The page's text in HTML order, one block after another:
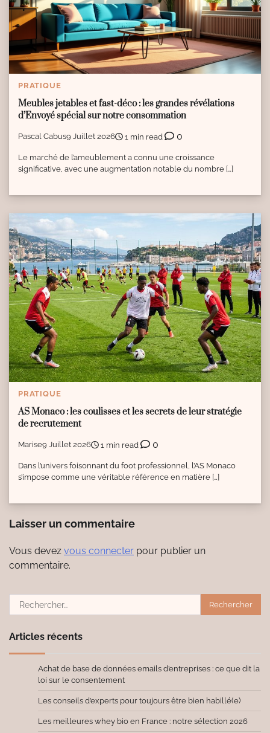
PRATIQUE
Meubles jetables et fast-déco : les grandes révélations
d’Envoyé spécial sur notre consommation
Pascal Cabus9 Juillet 2026 1 min read 0
Le marché de l’ameublement a connu une croissance
significative, avec une augmentation notable du nombre […]
PRATIQUE
AS Monaco : les coulisses et les secrets de leur stratégie
de recrutement
Marise9 Juillet 2026 1 min read 0
Dans l’univers foisonnant du foot professionnel, l’AS Monaco
s’impose comme une véritable référence en matière […]
Laisser un commentaire
Vous devez vous connecter pour publier un
commentaire.
Rechercher :
Articles récents
Achat de base de données emails d’entreprises : ce que dit la
loi sur le consentement
Les conseils d’experts pour toujours être bien habillé(e)
Les meilleures whey bio en France : notre sélection 2026